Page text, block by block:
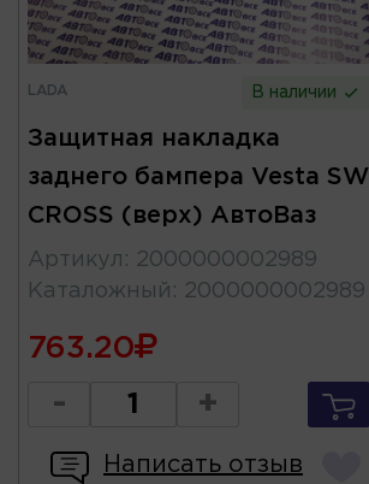
LADA В наличии
Защитная накладка
заднего бампера Vesta SW
CROSS (верх) АвтоВаз
Артикул : 2000000002989
Каталожный : 2000000002989
763.20
- +
Написать отзыв